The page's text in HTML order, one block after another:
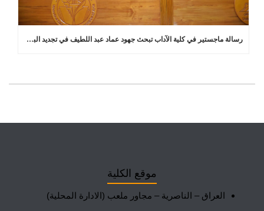
رسالة ماجستير في كلية الآداب تبحث جهود عماد عبد اللطيف في تجديد البلاغة العربية
موقع الكلية
العراق – الناصرية – مجاور ملعب (الادارة المحلية)